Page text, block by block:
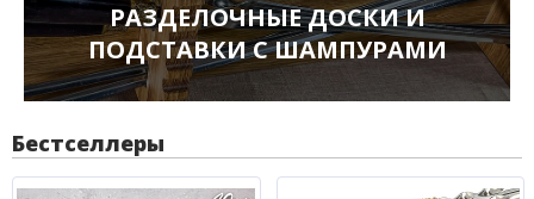
РАЗДЕЛОЧНЫЕ ДОСКИ И
ПОДСТАВКИ С ШАМПУРАМИ
Бестселлеры